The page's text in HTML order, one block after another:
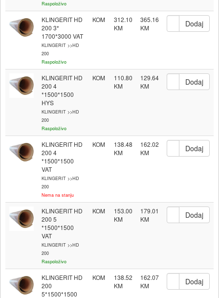
Raspoloživo
KLINGERIT HD
200 3*
1700*3000 VAT
KLINGERIT >>HD
200
Raspoloživo
KOM 312.10 365.16
KLINGERIT HD
200 4
*1500*1500
HYS
KLINGERIT >>HD
200
Raspoloživo
KOM 110.80 129.64
KLINGERIT HD
200 4
*1500*1500
VAT
KLINGERIT >>HD
200
Nema na stanju
KOM 138.48 162.02
KLINGERIT HD
200 5
*1500*1500
VAT
KLINGERIT >>HD
200
Raspoloživo
KOM 153.00 179.01
KLINGERIT HD
200
5*1500*1500
KOM 138.52 162.07